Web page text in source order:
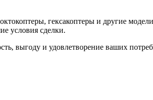
гексакоптеры и другие
условия сделки.
выгоду и удовлетворение ваших